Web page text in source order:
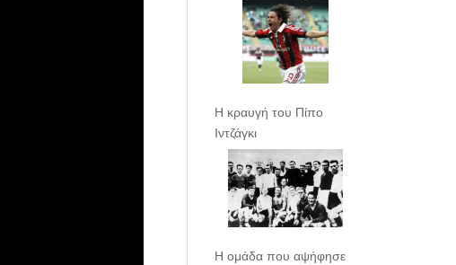
Η κραυγή του Πίπο
Ιντζάγκι
Η ομάδα που αψήφησε